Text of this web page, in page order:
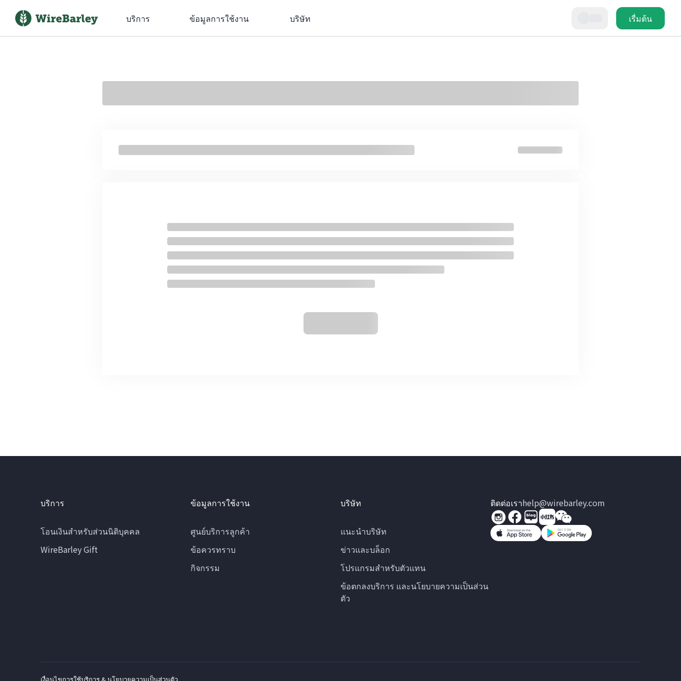
บริการ ข้อมูลการใช้งาน บริษัท เรื่มต้น
บริการ
โอนเงินสำหรับส่วนนิติบุคคล
WireBarley Gift
ข้อมูลการใช้งาน
ศูนย์บริการลูกค้า
ข้อควรทราบ
กิจกรรม
บริษัท
แนะนำบริษัท
ข่าวและบล็อก
โปรแกรมสำหรับตัวแทน
ข้อตกลงบริการ และนโยบายความเป็นส่วน
ตัว
ติดต่อเราhelp@wirebarley.com